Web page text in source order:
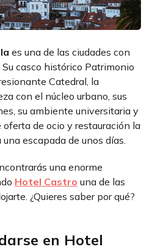
es una de las ciudades con
casco histórico Patrimonio
Catedral, la
con el núcleo urbano, sus
su ambiente universitaria y
de ocio y restauración la
escapada de unos días.
una enorme
Hotel Castro una de las
¿Quieres saber por qué?
en Hotel